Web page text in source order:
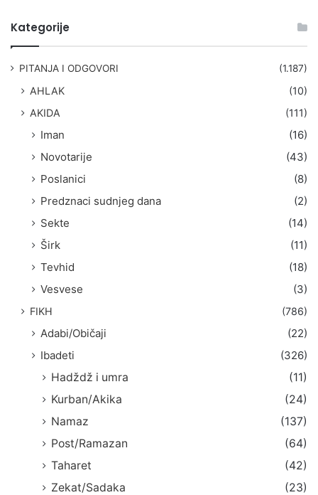
Kategorije
PITANJA I ODGOVORI (1.187)
AHLAK
(10)
AKIDA
(111)
Iman
(16)
Novotarije
(43)
Poslanici
(8)
Predznaci sudnjeg dana
(2)
Sekte
(14)
Širk
(11)
Tevhid
(18)
Vesvese
(3)
FIKH (786)
Adabi/Običaji
(22)
Ibadeti
(326)
Hadždž i umra
(11)
Kurban/Akika
(24)
Namaz
(137)
Post/Ramazan
(64)
Taharet
(42)
Zekat/Sadaka
(23)